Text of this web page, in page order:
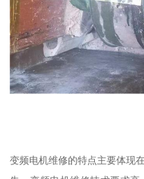
变频电机维修的特点主要体现